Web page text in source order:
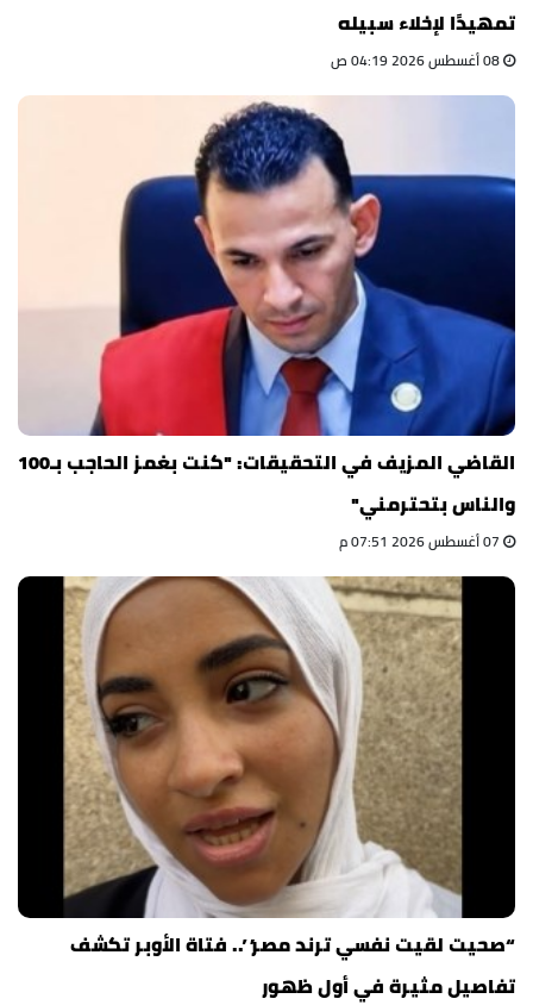
تمهيدًا لإخلاء سبيله
القاضي المزيف في التحقيقات: "كنت بغمز الحاجب بـ100
والناس بتحترمني"
“صحيت لقيت نفسي ترند مصر”.. فتاة الأوبر تكشف
تفاصيل مثيرة في أول ظهور